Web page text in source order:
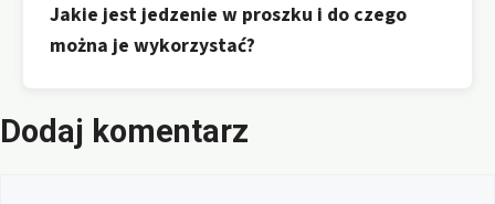
Jakie jest jedzenie w proszku i do czego
można je wykorzystać?
Dodaj komentarz